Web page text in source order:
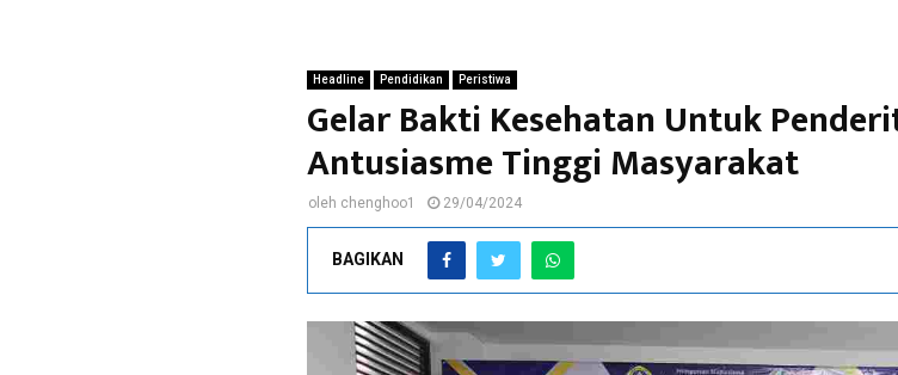
Headline Pendidikan Peristiwa
Gelar Bakti Kesehatan Untuk
Antusiasme Tinggi Masyarakat
oleh chenghoo1 29/04/2024
BAGIKAN